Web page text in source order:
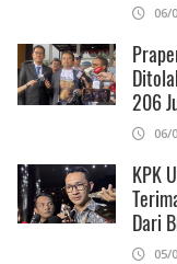
06/
206
06/
KPK
Dari
05/